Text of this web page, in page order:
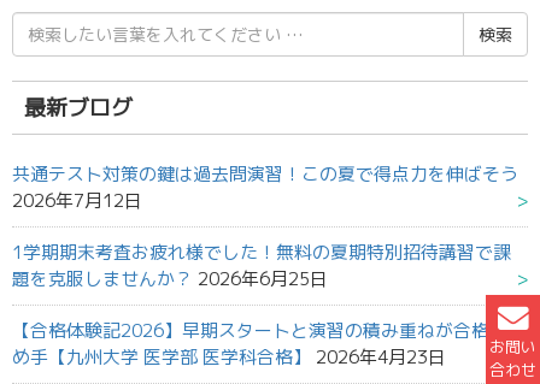
お問い
合わせ
検
索
結
果:
最新ブログ
共通テスト対策の鍵は過去問演習！この夏で得点力を伸ばそう
2026年7月12日
1学期期末考査お疲れ様でした！無料の夏期特別招待講習で課
題を克服しませんか？ 2026年6月25日
【合格体験記2026】早期スタートと演習の積み重ねが合格の決
め手【九州大学 医学部 医学科合格】
2026年4月23日